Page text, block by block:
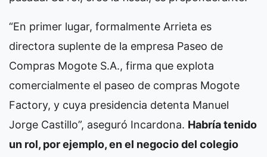
“En primer lugar, formalmente Arrieta es
directora suplente de la empresa Paseo de
Compras Mogote S.A., firma que explota
comercialmente el paseo de compras Mogote
Factory, y cuya presidencia detenta Manuel
Jorge Castillo”, aseguró Incardona. Habría tenido
un rol, por ejemplo, en el negocio del colegio